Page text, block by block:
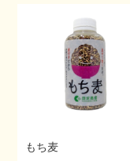
もち麦